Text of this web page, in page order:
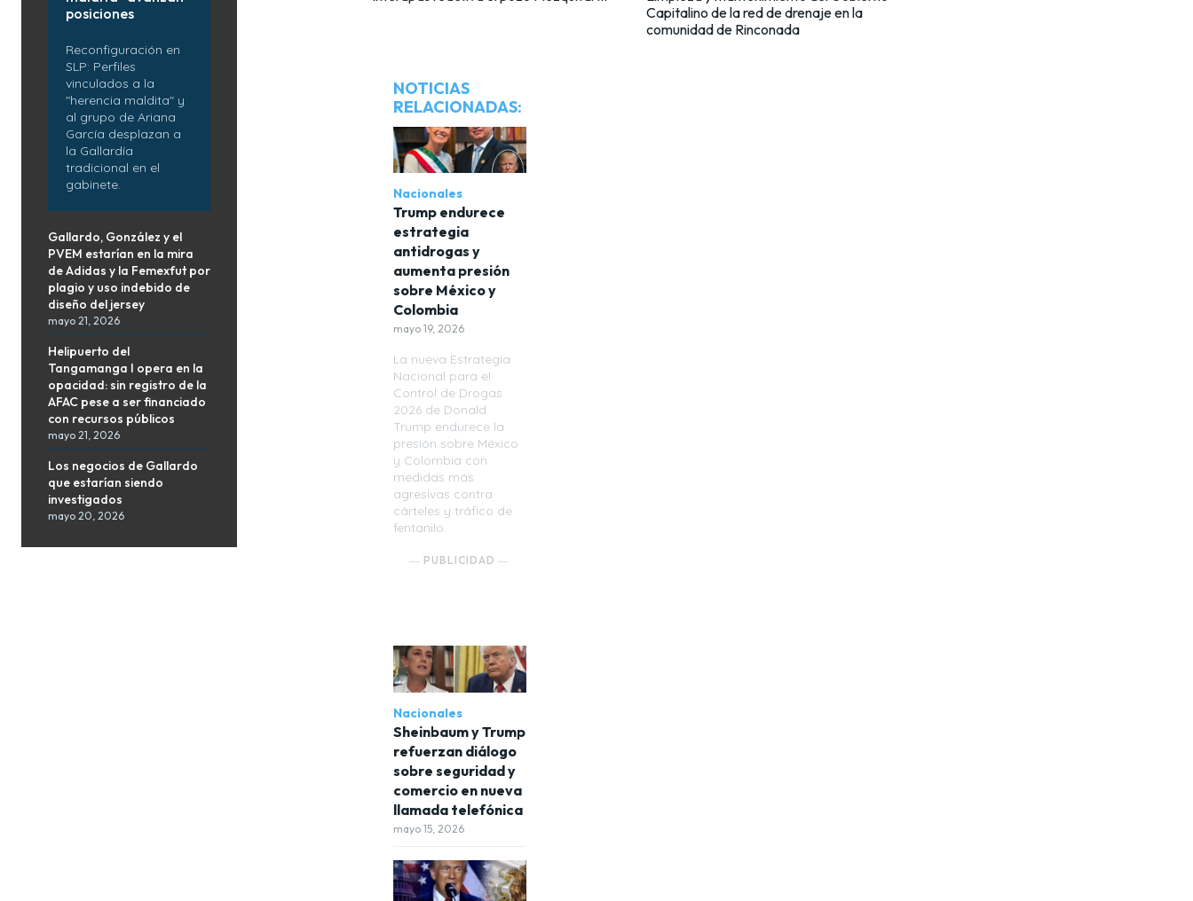
posiciones
Reconfiguración en
SLP: Perfiles
vinculados a la
"herencia maldita" y
al grupo de Ariana
García desplazan a
la Gallardía
tradicional en el
gabinete.
Gallardo, González y el
PVEM estarían en la mira
de Adidas y la Femexfut por
plagio y uso indebido de
diseño del jersey
mayo 21, 2026
Helipuerto del
Tangamanga I opera en la
opacidad: sin registro de la
AFAC pese a ser financiado
con recursos públicos
mayo 21, 2026
Los negocios de Gallardo
que estarían siendo
investigados
mayo 20, 2026
Capitalino de la red de drenaje en la
comunidad de Rinconada
NOTICIAS
RELACIONADAS:
Nacionales
Trump endurece
estrategia
antidrogas y
aumenta presión
sobre México y
Colombia
mayo 19, 2026
La nueva Estrategia
Nacional para el
Control de Drogas
2026 de Donald
Trump endurece la
presión sobre México
y Colombia con
medidas más
agresivas contra
cárteles y tráfico de
fentanilo.
― PUBLICIDAD ―
Nacionales
Sheinbaum y Trump
refuerzan diálogo
sobre seguridad y
comercio en nueva
llamada telefónica
mayo 15, 2026